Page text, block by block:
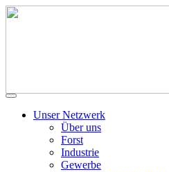
Unser Netzwerk
Über uns
Forst
Industrie
Gewerbe